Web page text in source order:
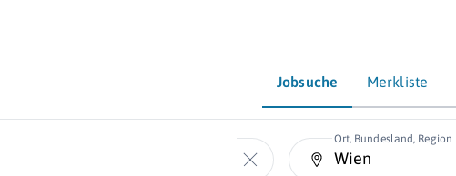
Jobsuche Merkliste
Ort, Bundesland, Region